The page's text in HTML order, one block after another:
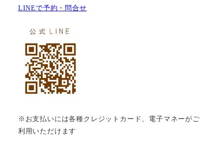
LINEで予約・問合せ
※お支払いには各種クレジットカード、電子マネーがご
利用いただけます